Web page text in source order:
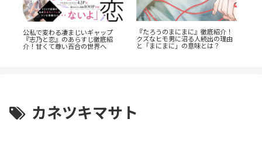
公私で変わる凄まじいギャップ
『志乃と恋』のあらすじ徹底紹
介！甘くて尊い百合の世界へ
『たろうのまにまに』徹底紹介！
クズなヒモ男に沼る人続出の理由
と「まにまに」の意味とは？
カネツキマサト